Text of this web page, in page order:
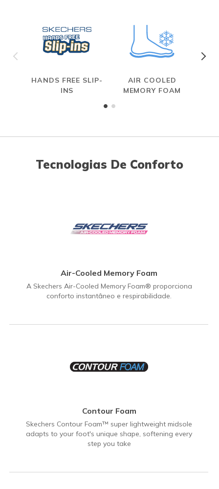
HANDS FREE SLIP-
INS
AIR COOLED
MEMORY FOAM
Tecnologias De Conforto
Air-Cooled Memory Foam
A Skechers Air-Cooled Memory Foam® proporciona
conforto instantâneo e respirabilidade.
Contour Foam
Skechers Contour Foam™ super lightweight midsole
adapts to your foot's unique shape, softening every
step you take